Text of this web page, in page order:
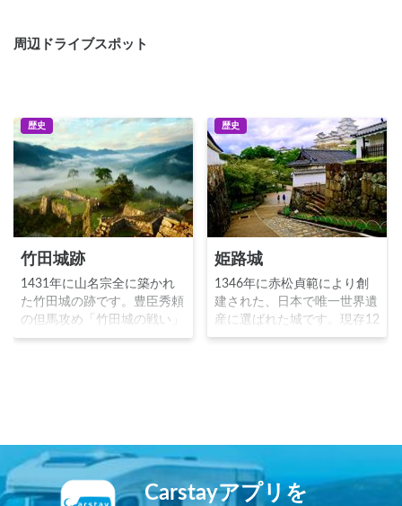
周辺ドライブスポット
歴史
竹田城跡
1431年に山名宗全に築かれ
た竹田城の跡です。豊臣秀頼
の但馬攻め「竹田城の戦い」
により落城し、関ヶ原の戦い
の地です。
歴史
姫路城
1346年に赤松貞範により創
建された、日本で唯一世界遺
産に選ばれた城です。現存12
天守に含まれる天守閣が存在
在の大規模な城郭となりまし
た。その優美な姿から「白鷺
城」の異名を持ちます。
Carstayアプリを